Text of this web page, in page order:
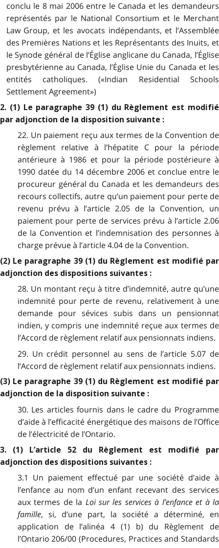
conclu le 8 mai 2006 entre le Canada et les demandeurs
représentés par le National Consortium et le Merchant
Law Group, et les avocats indépendants, et l’Assemblée
des Premières Nations et les Représentants des Inuits, et
le Synode général de l’Église anglicane du Canada, l’Église
presbytérienne au Canada, l’Église Unie du Canada et les
entités catholiques. («Indian Residential Schools
Settlement Agreement»)
2. (1) Le paragraphe 39 (1) du Règlement est modifié
par adjonction de la disposition suivante :
22. Un paiement reçu aux termes de la Convention de
règlement relative à l’hépatite C pour la période
antérieure à 1986 et pour la période postérieure à
1990 datée du 14 décembre 2006 et conclue entre le
procureur général du Canada et les demandeurs des
recours collectifs, autre qu’un paiement pour perte de
revenu prévu à l’article 2.05 de la Convention, un
paiement pour perte de services prévu à l’article 2.06
de la Convention et l’indemnisation des personnes à
charge prévue à l’article 4.04 de la Convention.
(2) Le paragraphe 39 (1) du Règlement est modifié par
adjonction des dispositions suivantes :
28. Un montant reçu à titre d’indemnité, autre qu’une
indemnité pour perte de revenu, relativement à une
demande pour sévices subis dans un pensionnat
indien, y compris une indemnité reçue aux termes de
l’Accord de règlement relatif aux pensionnats indiens.
29. Un crédit personnel au sens de l’article 5.07 de
l’Accord de règlement relatif aux pensionnats indiens.
(3) Le paragraphe 39 (1) du Règlement est modifié par
adjonction de la disposition suivante :
30. Les articles fournis dans le cadre du Programme
d’aide à l’efficacité énergétique des maisons de l’Office
de l’électricité de l’Ontario.
3. (1) L’article 52 du Règlement est modifié par
adjonction des dispositions suivantes :
3.1 Un paiement effectué par une société d’aide à
l’enfance au nom d’un enfant recevant des services
aux termes de la Loi sur les services à l’enfance et à la
famille, si, d’une part, la société a déterminé, en
application de l’alinéa 4 (1) b) du Règlement de
l’Ontario 206/00 (Procedures, Practices and Standards